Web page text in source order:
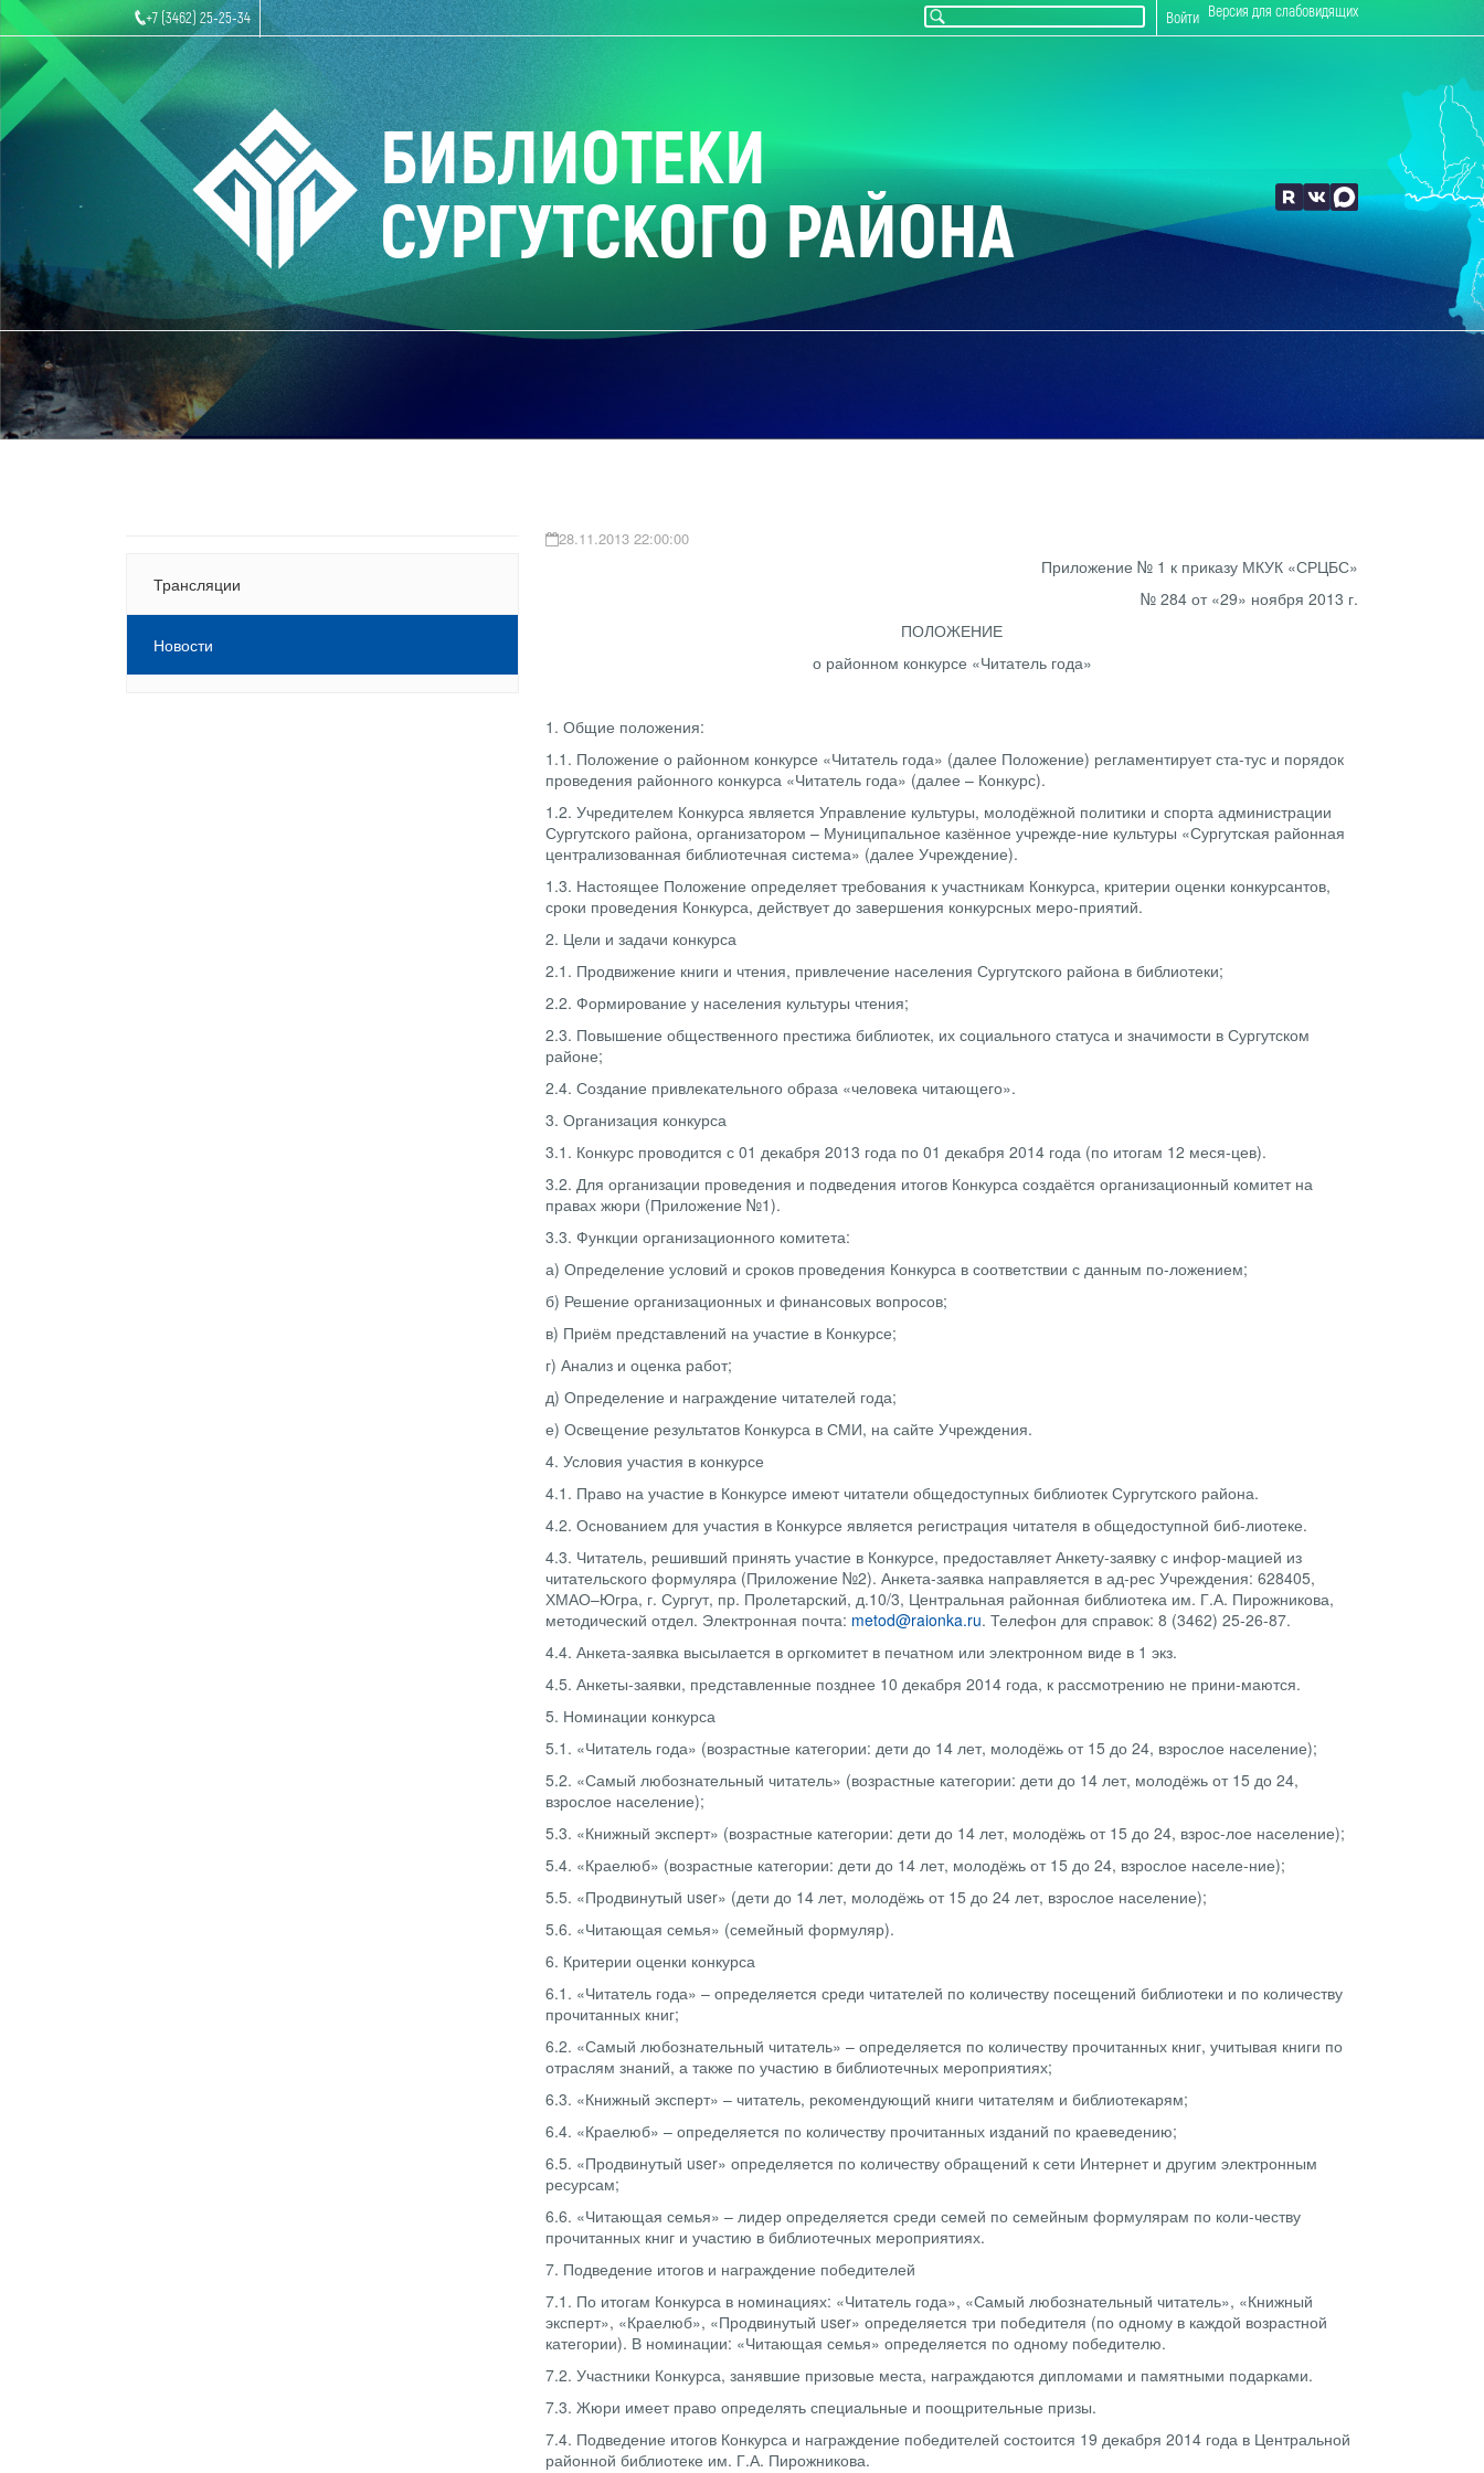
+7 (3462) 25-25-34 Версия для слабовидящих
Войти
БИБЛИОТЕКИ
СУРГУТСКОГО РАЙОНА
Трансляции
Новости
28.11.2013 22:00:00
Приложение № 1 к приказу МКУК «СРЦБС»
№ 284 от «29» ноября 2013 г.
ПОЛОЖЕНИЕ
о районном конкурсе «Читатель года»
1. Общие положения:
1.1. Положение о районном конкурсе «Читатель года» (далее Положение) регламентирует ста-тус и порядок
проведения районного конкурса «Читатель года» (далее – Конкурс).
1.2. Учредителем Конкурса является Управление культуры, молодёжной политики и спорта администрации
Сургутского района, организатором – Муниципальное казённое учрежде-ние культуры «Сургутская районная
централизованная библиотечная система» (далее Учреждение).
1.3. Настоящее Положение определяет требования к участникам Конкурса, критерии оценки конкурсантов,
сроки проведения Конкурса, действует до завершения конкурсных меро-приятий.
2. Цели и задачи конкурса
2.1. Продвижение книги и чтения, привлечение населения Сургутского района в библиотеки;
2.2. Формирование у населения культуры чтения;
2.3. Повышение общественного престижа библиотек, их социального статуса и значимости в Сургутском
районе;
2.4. Создание привлекательного образа «человека читающего».
3. Организация конкурса
3.1. Конкурс проводится с 01 декабря 2013 года по 01 декабря 2014 года (по итогам 12 меся-цев).
3.2. Для организации проведения и подведения итогов Конкурса создаётся организационный комитет на
правах жюри (Приложение №1).
3.3. Функции организационного комитета:
а) Определение условий и сроков проведения Конкурса в соответствии с данным по-ложением;
б) Решение организационных и финансовых вопросов;
в) Приём представлений на участие в Конкурсе;
г) Анализ и оценка работ;
д) Определение и награждение читателей года;
е) Освещение результатов Конкурса в СМИ, на сайте Учреждения.
4. Условия участия в конкурсе
4.1. Право на участие в Конкурсе имеют читатели общедоступных библиотек Сургутского района.
4.2. Основанием для участия в Конкурсе является регистрация читателя в общедоступной биб-лиотеке.
4.3. Читатель, решивший принять участие в Конкурсе, предоставляет Анкету-заявку с инфор-мацией из
читательского формуляра (Приложение №2). Анкета-заявка направляется в ад-рес Учреждения: 628405,
ХМАО–Югра, г. Сургут, пр. Пролетарский, д.10/3, Центральная районная библиотека им. Г.А. Пирожникова,
методический отдел. Электронная почта: metod@raionka.ru. Телефон для справок: 8 (3462) 25-26-87.
4.4. Анкета-заявка высылается в оргкомитет в печатном или электронном виде в 1 экз.
4.5. Анкеты-заявки, представленные позднее 10 декабря 2014 года, к рассмотрению не прини-маются.
5. Номинации конкурса
5.1. «Читатель года» (возрастные категории: дети до 14 лет, молодёжь от 15 до 24, взрослое население);
5.2. «Самый любознательный читатель» (возрастные категории: дети до 14 лет, молодёжь от 15 до 24,
взрослое население);
5.3. «Книжный эксперт» (возрастные категории: дети до 14 лет, молодёжь от 15 до 24, взрос-лое население);
5.4. «Краелюб» (возрастные категории: дети до 14 лет, молодёжь от 15 до 24, взрослое населе-ние);
5.5. «Продвинутый user» (дети до 14 лет, молодёжь от 15 до 24 лет, взрослое население);
5.6. «Читающая семья» (семейный формуляр).
6. Критерии оценки конкурса
6.1. «Читатель года» – определяется среди читателей по количеству посещений библиотеки и по количеству
прочитанных книг;
6.2. «Самый любознательный читатель» – определяется по количеству прочитанных книг, учитывая книги по
отраслям знаний, а также по участию в библиотечных мероприятиях;
6.3. «Книжный эксперт» – читатель, рекомендующий книги читателям и библиотекарям;
6.4. «Краелюб» – определяется по количеству прочитанных изданий по краеведению;
6.5. «Продвинутый user» определяется по количеству обращений к сети Интернет и другим электронным
ресурсам;
6.6. «Читающая семья» – лидер определяется среди семей по семейным формулярам по коли-честву
прочитанных книг и участию в библиотечных мероприятиях.
7. Подведение итогов и награждение победителей
7.1. По итогам Конкурса в номинациях: «Читатель года», «Самый любознательный читатель», «Книжный
эксперт», «Краелюб», «Продвинутый user» определяется три победителя (по одному в каждой возрастной
категории). В номинации: «Читающая семья» определяется по одному победителю.
7.2. Участники Конкурса, занявшие призовые места, награждаются дипломами и памятными подарками.
7.3. Жюри имеет право определять специальные и поощрительные призы.
7.4. Подведение итогов Конкурса и награждение победителей состоится 19 декабря 2014 года в Центральной
районной библиотеке им. Г.А. Пирожникова.